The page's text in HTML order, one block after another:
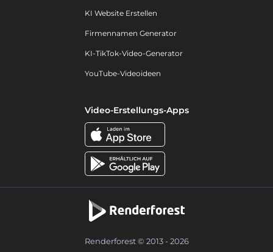
KI Website Erstellen
Firmennamen Generator
KI-TikTok-Video-Generator
YouTube-Videoideen
Video-Erstellungs-Apps
Renderforest © 2013 - 2026